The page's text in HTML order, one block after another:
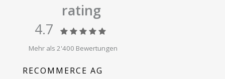
rating
4.7
Mehr als 2'400 Bewertungen
RECOMMERCE AG